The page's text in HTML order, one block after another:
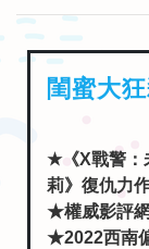
閨蜜大
★《X戰警：
莉》復仇力
★權威影評
★2022西南